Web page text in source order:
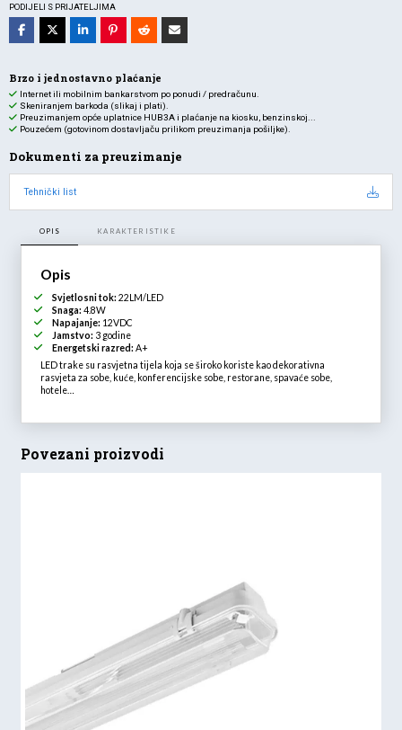
60LED/m
PODIJELI S PRIJATELJIMA
Brzo i jednostavno plaćanje
Internet ili mobilnim bankarstvom po ponudi / predračunu.
Skeniranjem barkoda (slikaj i plati).
Preuzimanjem opće uplatnice HUB3A i plaćanje na kiosku, benzinskoj...
Pouzećem (gotovinom dostavljaču prilikom preuzimanja pošiljke).
Dokumenti za preuzimanje
Tehnički list
OPIS KARAKTERISTIKE
Opis
Svjetlosni tok: 22LM/LED
Snaga: 4.8W
Napajanje: 12VDC
Jamstvo: 3 godine
Energetski razred: A+
LED trake su rasvjetna tijela koja se široko koriste kao dekorativna
rasvjeta za sobe, kuće, konferencijske sobe, restorane, spavaće sobe,
hotele…
Povezani proizvodi